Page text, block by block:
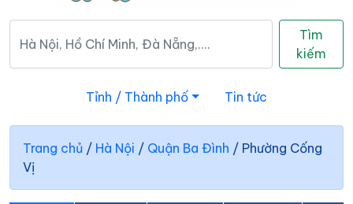
Tìm
kiếm
Tỉnh / Thành phố Tin tức
Trang chủ / Hà Nội / Quận Ba Đình / Phường Cống
Vị